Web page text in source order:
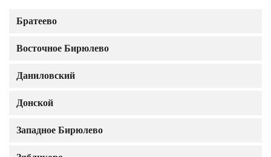
Братеево
Восточное Бирюлево
Даниловский
Донской
Западное Бирюлево